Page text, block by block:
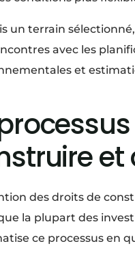
un terrain
avec les
et
des droits de
la plupart des
ce processus en